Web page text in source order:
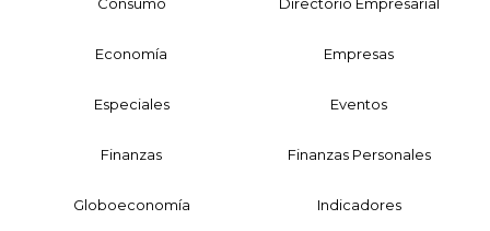
Economía Empresas
Especiales Eventos
Finanzas Finanzas Personales
Globoeconomía Indicadores